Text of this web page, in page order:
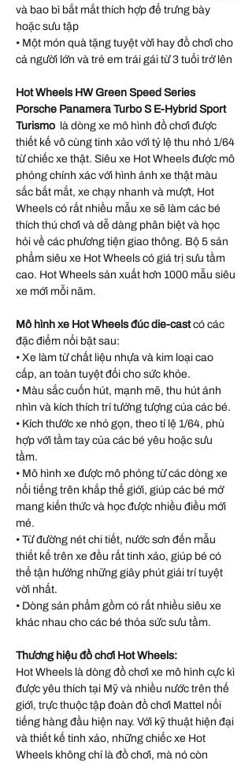
và bao bì bắt mắt thích hợp để trưng bày
hoặc sưu tập
• Một món quà tặng tuyệt vời hay đồ chơi cho
cả người lớn và trẻ em trái gái từ 3 tuổi trở lên
Hot Wheels HW Green Speed Series
Porsche Panamera Turbo S E-Hybrid Sport
Turismo là dòng xe mô hình đồ chơi được
thiết kế vô cùng tinh xảo với tỷ lệ thu nhỏ 1/64
từ chiếc xe thật. Siêu xe Hot Wheels được mô
phỏng chính xác với hình ảnh xe thật màu
sắc bắt mắt, xe chạy nhanh và mượt, Hot
Wheels có rất nhiều mẫu xe sẽ làm các bé
thích thú chơi và dễ dàng phân biệt và học
hỏi về các phương tiện giao thông. Bộ 5 sản
phẩm siêu xe Hot Wheels có giá trị sưu tầm
cao. Hot Wheels sản xuất hơn 1000 mẫu siêu
xe mới mỗi năm.
Mô hình xe Hot Wheels đúc die-castcó các
đặc điểm nổi bật sau:
• Xe làm từ chất liệu nhựa và kim loại cao
cấp, an toàn tuyệt đối cho sức khỏe.
• Màu sắc cuốn hút, mạnh mẽ, thu hút ánh
nhìn và kích thích trí tưởng tượng của các bé.
• Kích thước xe nhỏ gọn, theo tỉ lệ 1/64, phù
hợp với tầm tay của các bé yêu hoặc sưu
tầm.
• Mô hình xe được mô phỏng từ các dòng xe
nổi tiếng trên khắp thế giới, giúp các bé mở
mang kiến thức và học được nhiều điều mới
mẻ.
• Từ đường nét chi tiết, nước sơn đến mẫu
thiết kế trên xe đều rất tinh xảo, giúp bé có
thể tận hưởng những giây phút giải trí tuyệt
vời nhất.
• Dòng sản phẩm gồm có rất nhiều siêu xe
khác nhau cho các bé thỏa sức sưu tầm.
Thương hiệu đồ chơi Hot Wheels:
Hot Wheels là dòng đồ chơi xe mô hình cực kì
được yêu thích tại Mỹ và nhiều nước trên thế
giới, trực thuộc tập đoàn đồ chơi Mattel nổi
tiếng hàng đầu hiện nay. Với kỹ thuật hiện đại
và thiết kế tinh xảo, những chiếc xe Hot
Wheels không chỉ là đồ chơi, mà nó còn